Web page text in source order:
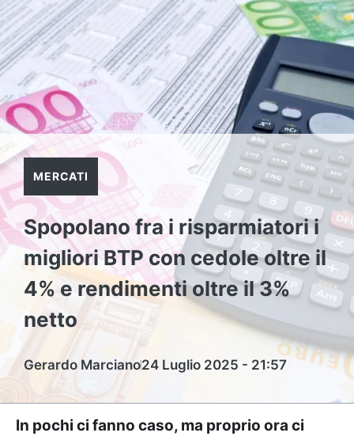
MERCATI
Spopolano fra i risparmiatori i
migliori BTP con cedole oltre il
4% e rendimenti oltre il 3%
netto
Gerardo Marciano24 Luglio 2025 - 21:57
In pochi ci fanno caso, ma proprio ora ci